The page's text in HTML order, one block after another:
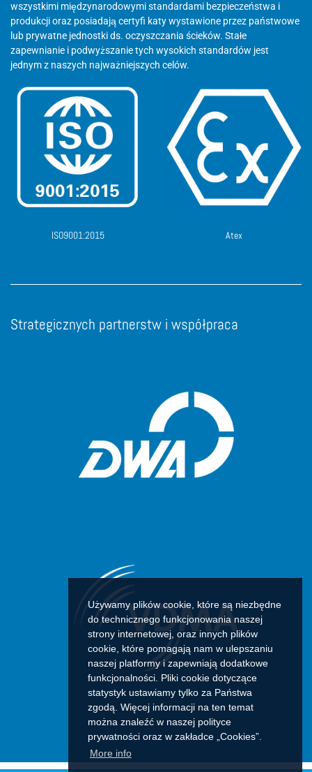
Używamy plików cookie, które są niezbędne
do technicznego funkcjonowania naszej
strony internetowej, oraz innych plików
cookie, które pomagają nam w ulepszaniu
naszej platformy i zapewniają dodatkowe
funkcjonalności. Pliki cookie dotyczące
statystyk ustawiamy tylko za Państwa
zgodą. Więcej informacji na ten temat
można znaleźć w naszej polityce
prywatności oraz w zakładce „Cookies”.
More info
wszystkimi międzynarodowymi standardami bezpieczeństwa i
produkcji oraz posiadają certyfi katy wystawione przez państwowe
lub prywatne jednostki ds. oczyszczania ścieków. Stałe
zapewnianie i podwyższanie tych wysokich standardów jest
jednym z naszych najważniejszych celów.
ISO9001:2015 Atex
Strategicznych partnerstw i współpraca